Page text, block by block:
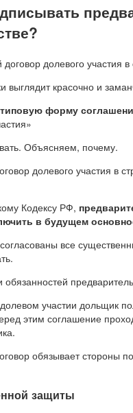
выглядит красочно и
типовую форму
Объясняем, почему.
долевого участия в
Кодексу РФ,
в будущем
все
обязанностей
участии дольщик
этим соглашение
обязывает стороны
защиты